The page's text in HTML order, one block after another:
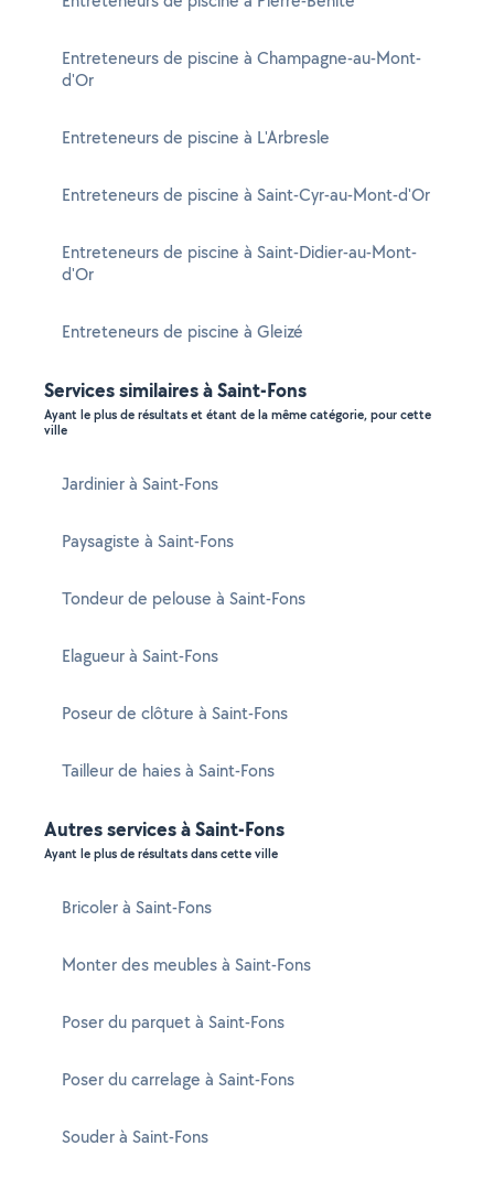
Entreteneurs de piscine à Champagne-au-Mont-
d'Or
Entreteneurs de piscine à L'Arbresle
Entreteneurs de piscine à Saint-Cyr-au-Mont-d'Or
Entreteneurs de piscine à Saint-Didier-au-Mont-
d'Or
Entreteneurs de piscine à Gleizé
Services similaires à Saint-Fons
Ayant le plus de résultats et étant de la même catégorie, pour cette
ville
Jardinier à Saint-Fons
Paysagiste à Saint-Fons
Tondeur de pelouse à Saint-Fons
Elagueur à Saint-Fons
Poseur de clôture à Saint-Fons
Tailleur de haies à Saint-Fons
Autres services à Saint-Fons
Ayant le plus de résultats dans cette ville
Bricoler à Saint-Fons
Monter des meubles à Saint-Fons
Poser du parquet à Saint-Fons
Poser du carrelage à Saint-Fons
Souder à Saint-Fons